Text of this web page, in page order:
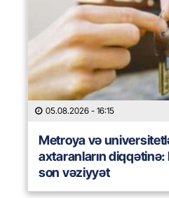
05.08.2026 - 16:15
Metroya və
axtaranların diqqətinə:
son vəziyyət